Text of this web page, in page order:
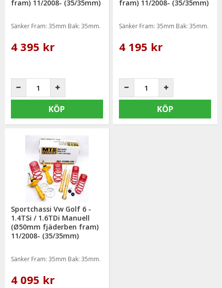
fram) 11/2008- (35/35mm)
Sänker Fram: 35mm Bak: 35mm.
4 395 kr
KÖP
fram) 11/2008- (35/35mm)
Sänker Fram: 35mm Bak: 35mm.
4 195 kr
KÖP
Sportchassi Vw Golf 6 -
1.4TSi / 1.6TDi Manuell
(Ø50mm fjäderben fram)
11/2008- (35/35mm)
Sänker Fram: 35mm Bak: 35mm.
4 095 kr